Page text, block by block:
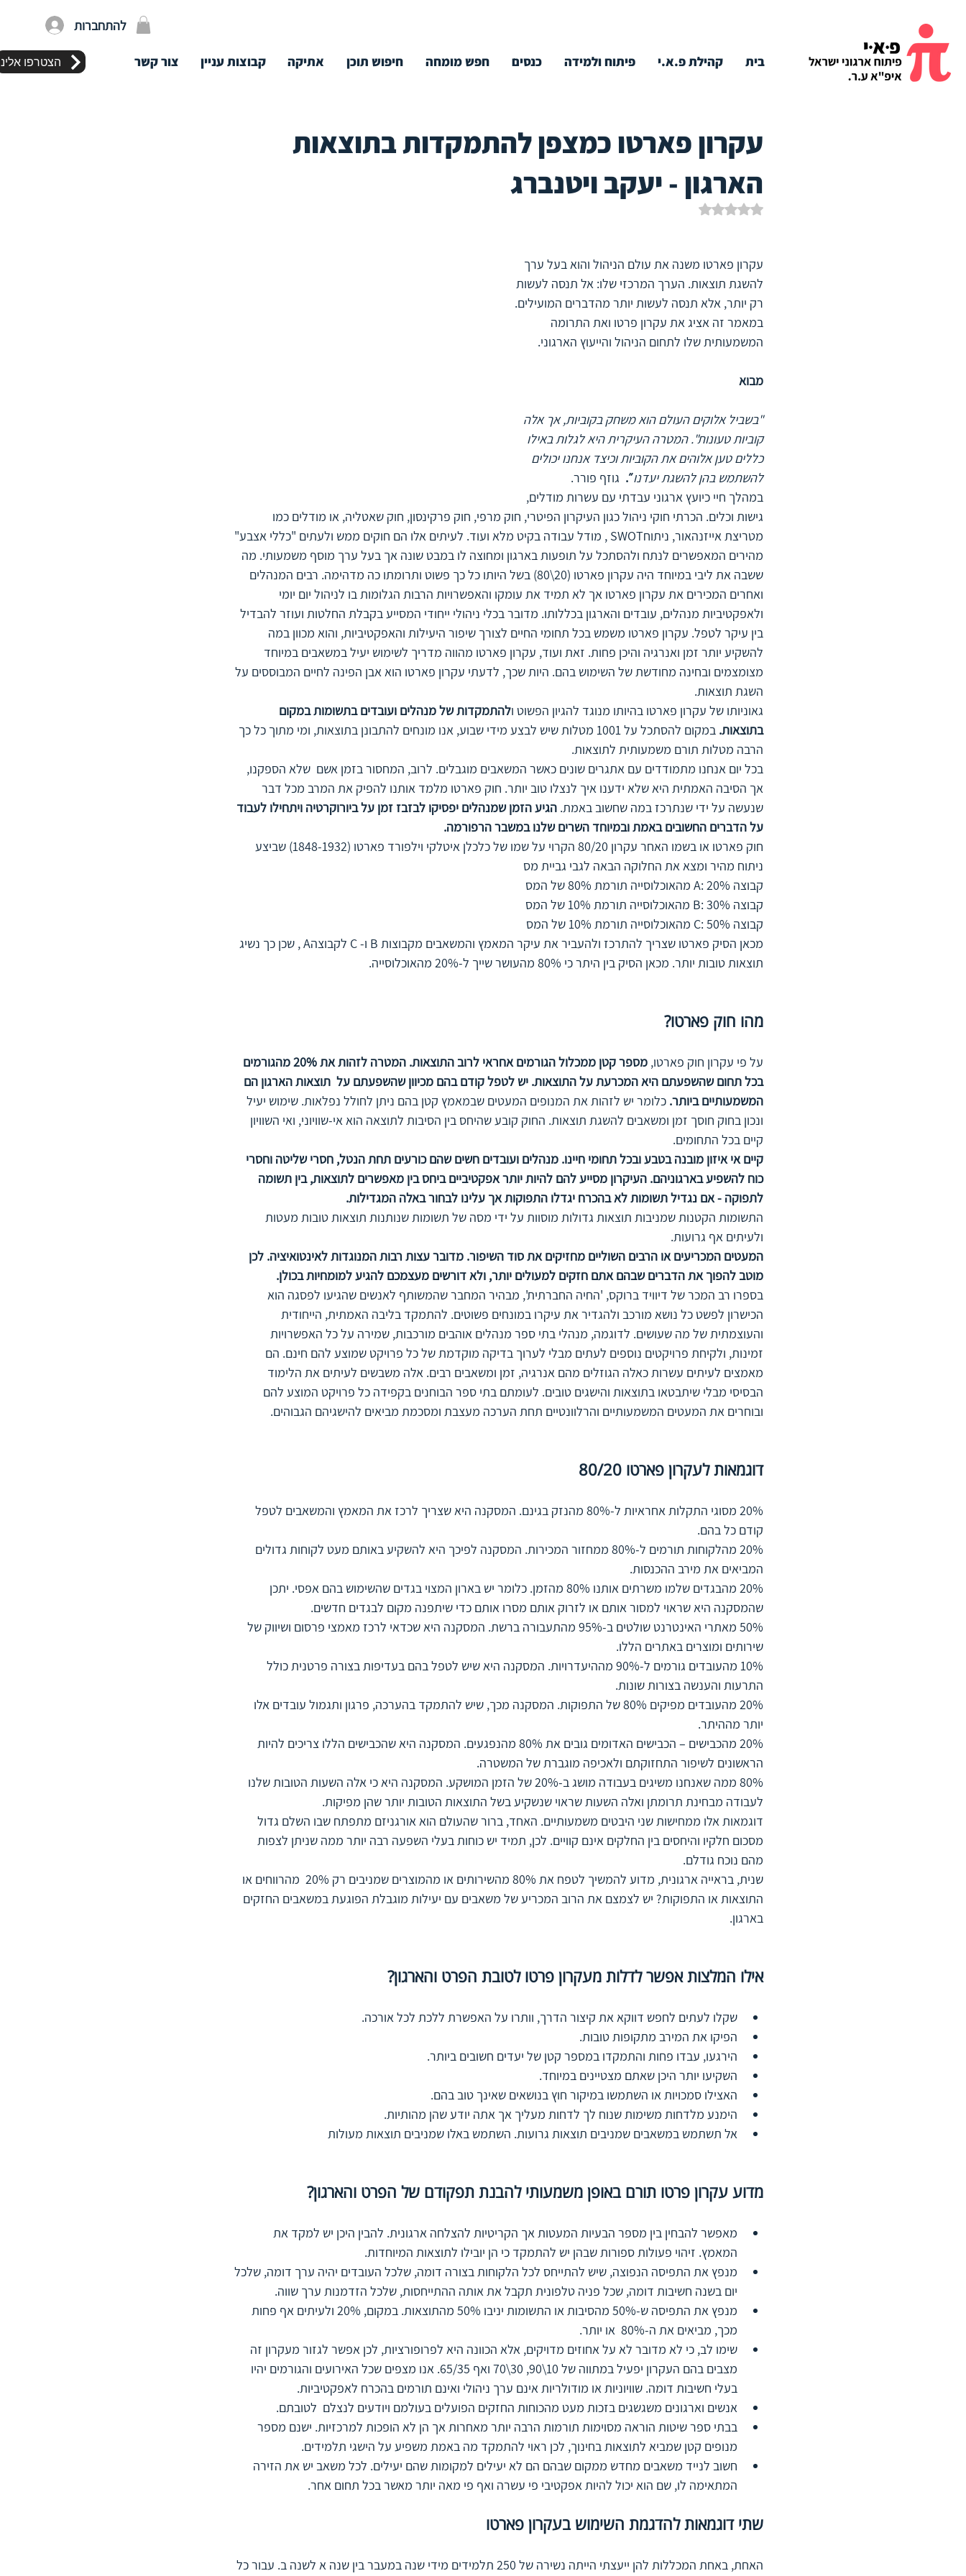
להתחברות
הצטרפו בית קהילת פ.א.י פיתוח ולמידה כנסים חפש מומחה חיפוש תוכן אתיקה קבוצות עניין צור קשר
עקרון פארטו כמצפן להתמקדות בתוצאות
הארגון - יעקב ויטנברג
דירוג של NaN מתוך 5 כוכבים
עקרון פארטו משנה את עולם הניהול והוא בעל ערך
להשגת תוצאות. הערך המרכזי שלו: אל תנסה לעשות
רק יותר, אלא תנסה לעשות יותר מהדברים המועילים.
במאמר זה אציג את עקרון פרטו ואת התרומה
המשמעותית שלו לתחום הניהול והייעוץ הארגוני.
מבוא
"בשביל אלוקים העולם הוא משחק בקוביות, אך אלה
קוביות טעונות". המטרה העיקרית היא לגלות באילו
כללים טען אלוהים את הקוביות וכיצד אנחנו יכולים
להשתמש בהן להשגת יעדנו״. גוזף פורר.
במהלך חיי כיועץ ארגוני עבדתי עם עשרות מודלים,
גישות וכלים. הכרתי חוקי ניהול כגון העיקרון הפיטרי, חוק מרפי, חוק פרקינסון, חוק שאטליה, או מודלים כמו
מטריצת אייזנהאור, ניתוחSWOT , מודל עבודה בקיט מלא ועוד. לעיתים אלו הם חוקים ממש ולעתים "כללי אצבע"
מהירים המאפשרים לנתח ולהסתכל על תופעות בארגון ומחוצה לו במבט שונה אך בעל ערך מוסף משמעותי. מה
ששבה את ליבי במיוחד היה עקרון פארטו (20\80) בשל היותו כל כך פשוט ותרומתו כה מדהימה. רבים המנהלים
ואחרים המכירים את עקרון פארטו אך לא תמיד את עומקו והאפשרויות הרבות הגלומות בו לניהול יום יומי
ולאפקטיביות מנהלים, עובדים והארגון בכללותו. מדובר בכלי ניהולי ייחודי המסייע בקבלת החלטות ועוזר להבדיל
בין עיקר לטפל. עקרון פארטו משמש בכל תחומי החיים לצורך שיפור היעילות והאפקטיביות, והוא מכוון במה
להשקיע יותר זמן ואנרגיה והיכן פחות. זאת ועוד, עקרון פארטו מהווה מדריך לשימוש יעיל במשאבים במיוחד
מצומצמים ובחינה מחודשת של השימוש בהם. היות שכך, לדעתי עקרון פארטו הוא אבן הפינה לחיים המבוססים על
השגת תוצאות.
גאוניותו של עקרון פארטו בהיותו מנוגד להגיון הפשוט ולהתמקדות של מנהלים ועובדים בתשומות במקום
בתוצאות.
במקום להסתכל על 1001 מטלות שיש לבצע מידי שבוע, אנו מונחים להתבונן בתוצאות, ומי מתוך כל כך
הרבה מטלות תורם משמעותית לתוצאות.
בכל יום אנחנו מתמודדים עם אתגרים שונים כאשר המשאבים מוגבלים. לרוב, המחסור בזמן אשם  שלא הספקנו,
אך הסיבה האמתית היא שלא ידענו איך לנצלו טוב יותר. חוק פארטו מלמד אותנו להפיק את המרב מכל דבר
שנעשה על ידי שנתרכז במה שחשוב באמת. הגיע הזמן שמנהלים יפסיקו לבזבז זמן על ביורוקרטיה ויתחילו לעבוד
על הדברים החשובים באמת ובמיוחד השרים שלנו במשבר הרפורמה.
חוק פארטו או בשמו האחר עקרון 80/20 הקרוי על שמו של כלכלן איטלקי וילפורד פארטו (1848-1932) שביצע
ניתוח מהיר ומצא את החלוקה הבאה לגבי גביית מס
קבוצה A: 20% מהאוכלוסייה תורמת 80% של המס
קבוצה B: 30% מהאוכלוסייה תורמת 10% של המס
קבוצה C: 50% מהאוכלוסייה תורמת 10% של המס
מכאן הסיק פארטו שצריך להתרכז ולהעביר את עיקר המאמץ והמשאבים מקבוצות B ו- C לקבוצהA , שכן כך נשיג
תוצאות טובות יותר. מכאן הסיק בין היתר כי 80% מהעושר שייך ל-20% מהאוכלוסייה.
מהו חוק פארטו?
על פי עקרון חוק פארטו,
מספר קטן ממכלול הגורמים אחראי לרוב התוצאות. המטרה לזהות את 20% מהגורמים
בכל תחום שהשפעתם היא המכרעת על התוצאות. יש לטפל קודם בהם מכיוון שהשפעתם על  תוצאות הארגון הם
המשמעותיים ביותר. כלומר יש לזהות את המנופים המעטים שבמאמץ קטן בהם ניתן לחולל נפלאות. שימוש יעיל
ונכון בחוק חוסך זמן ומשאבים להשגת תוצאות. החוק קובע שהיחס בין הסיבות לתוצאה הוא אי-שוויוני, ואי השוויון
קיים בכל התחומים.
קיים אי איזון מובנה בטבע ובכל תחומי חיינו. מנהלים ועובדים חשים שהם כורעים תחת הנטל, חסרי שליטה וחסרי
כוח להשפיע בארגוניהם. העיקרון מסייע להם להיות יותר אפקטיביים ביחס בין מאפשרים לתוצאות, בין תשומה
לתפוקה - אם נגדיל תשומות לא בהכרח יגדלו התפוקות אך עלינו לבחור באלה המגדילות.
התשומות הקטנות שמניבות תוצאות גדולות מוסוות על ידי מסה של תשומות שנותנות תוצאות טובות מעטות
ולעיתים אף גרועות.
המעטים המכריעים או הרבים השוליים מחזיקים את סוד השיפור. מדובר עצות רבות המנוגדות לאינטואיציה. לכן
מוטב להפוך את הדברים שבהם אתם חזקים למעולים יותר, ולא דורשים מעצמכם להגיע למומחיות בכולן.
בספרו רב המכר של דיוויד ברוקס, 'החיה החברתית', מבהיר המחבר שהמשותף לאנשים שהגיעו לפסגה הוא
הכישרון לפשט כל נושא מורכב ולהגדיר את עיקרו במונחים פשוטים. להתמקד בליבה האמתית, הייחודית
והעוצמתית של מה שעושים. לדוגמה, מנהלי בתי ספר מנהלים אוהבים מורכבות, שמירה על כל האפשרויות
זמינות, ולקיחת פרויקטים נוספים לעתים מבלי לערוך בדיקה מוקדמת של כל פרויקט שמוצע להם חינם. הם
מאמצים לעיתים עשרות כאלה הגוזלים מהם אנרגיה, זמן ומשאבים רבים. אלה משבשים לעיתים את הלימוד
הבסיסי מבלי שיתבטאו בתוצאות והישגים טובים. לעומתם בתי ספר הבוחנים בקפידה כל פרויקט המוצע להם
ובוחרים את המעטים המשמעותיים והרלוונטיים תחת הערכה מעצבת ומסכמת מביאים להישגיהם הגבוהים.
דוגמאות לעקרון פארטו 80/20
20% מסוגי התקלות אחראיות ל-80% מהנזק בגינם. המסקנה היא שצריך לרכז את המאמץ והמשאבים לטפל
קודם כל בהם.
20% מהלקוחות תורמים ל-80% ממחזור המכירות. המסקנה לפיכך היא להשקיע באותם מעט לקוחות גדולים
המביאים את מירב ההכנסות.
20% מהבגדים שלמו משרתים אותנו 80% מהזמן. כלומר יש בארון המצוי בגדים שהשימוש בהם אפסי. יתכן
שהמסקנה היא שראוי למסור אותם או לזרוק אותם מסרו אותם כדי שיתפנה מקום לבגדים חדשים.
50% מאתרי האינטרנט שולטים ב-95% מהתעבורה ברשת. המסקנה היא שכדאי לרכז מאמצי פרסום ושיווק של
שירותים ומוצרים באתרים הללו.
10% מהעובדים גורמים ל-90% מההיעדרויות. המסקנה היא שיש לטפל בהם בעדיפות בצורה פרטנית כולל
התרעות והענשה בצורות שונות.
20% מהעובדים מפיקים 80% של התפוקות. המסקנה מכך, שיש להתמקד בהערכה, פרגון ותגמול עובדים אלו
יותר מההיתר.
20% מהכבישים – הכבישים האדומים גובים את 80% מהנפגעים. המסקנה היא שהכבישים הללו צריכים להיות
הראשונים לשיפור התחזוקתם ולאכיפה מוגברת של המשטרה.
80% ממה שאנחנו משיגים בעבודה מושג ב-20% של הזמן המושקע. המסקנה היא כי אלה השעות הטובות שלנו
לעבודה מבחינת תרומתן ואלה השעות שראוי שנשקיע בשל התוצאות הטובות יותר שהן מפיקות.
דוגמאות אלו ממחישות שני היבטים משמעותיים. האחד, ברור שהעולם הוא אורגניזם מתפתח שבו השלם גדול
מסכום חלקיו והיחסים בין החלקים אינם קוויים. לכן, תמיד יש כוחות בעלי השפעה רבה יותר ממה שניתן לצפות
מהם נוכח גודלם.
שנית, בראייה ארגונית, מדוע להמשיך לטפח את 80% מהשירותים או מהמוצרים שמניבים רק 20%  מהרווחים או
התוצאות או התפוקות? יש לצמצם את הרוב המכריע של משאבים עם יעילות מוגבלת הפוגעת במשאבים החזקים
בארגון.
אילו המלצות אפשר לדלות מעקרון פרטו לטובת הפרט והארגון?
שקלו לעתים לחפש דווקא את קיצור הדרך, וותרו על האפשרת ללכת לכל אורכה.
הפיקו את המירב מתקופות טובות.
הירגעו, עבדו פחות והתמקדו במספר קטן של יעדים חשובים ביותר.
השקיעו יותר היכן שאתם מצטיינים במיוחד.
האצילו סמכויות או השתמשו במיקור חוץ בנושאים שאינך טוב בהם.
הימנע מלדחות משימות שנוח לך לדחות מעליך אך אתה יודע שהן מהותיות.
אל תשתמש במשאבים שמניבים תוצאות גרועות. השתמש באלו שמניבים תוצאות מעולות
מדוע עקרון פרטו תורם באופן משמעותי להבנת תפקודם של הפרט והארגון?
מאפשר להבחין בין מספר הבעיות המעטות אך הקריטיות להצלחה ארגונית. להבין היכן יש למקד את
המאמץ. זיהוי פעולות ספורות שבהן יש להתמקד כי הן יובילו לתוצאות המיוחדות.
מנפץ את התפיסה הנפוצה, שיש להתייחס לכל הלקוחות בצורה דומה, שלכל העובדים יהיה ערך דומה, שלכל
יום בשנה חשיבות דומה, שכל פניה טלפונית תקבל את אותה ההתייחסות, שלכל הזדמנות ערך שווה.
מנפץ את התפיסה ש-50% מהסיבות או התשומות יניבו 50% מהתוצאות. במקום, 20% ולעיתים אף פחות
מכך, מביאים את ה-80%  או יותר.
שימו לב, כי לא מדובר לא על אחוזים מדויקים, אלא הכוונה היא לפרופורציות, לכן אפשר לגזור מעקרון זה
מצבים בהם העקרון יפעיל במתווה של 10\90, 30\70 ואף 65/35. אנו מצפים שכל האירועים והגורמים יהיו
בעלי חשיבות דומה. שוויוניות או מודולריות אינם ערך ניהולי ואינם תורמים בהכרח לאפקטיביות.
אנשים וארגונים משגשגים בזכות מעט מהכוחות החזקים הפועלים בעולמם ויודעים לנצלם  לטובתם.
בבתי ספר שיטות הוראה מסוימות תורמות הרבה יותר מאחרות אך הן לא הופכות למרכזיות. ישנם מספר
מנופים קטן שמביא לתוצאות בחינוך, לכן ראוי להתמקד מה באמת משפיע על הישגי תלמידים.
חשוב לנייד משאבים מחדש ממקום שבהם הם לא יעילים למקומות שהם יעילים. לכל משאב יש את הזירה
המתאימה לו, שם הוא יכול להיות אפקטיבי פי עשרה ואף פי מאה יותר מאשר בכל תחום אחר.
שתי דוגמאות להדגמת השימוש בעקרון פארטו
האחת, באחת המכללות להן ייעצתי הייתה נשירה של 250 תלמידים מידי שנה במעבר בין שנה א לשנה ב. עבור כל